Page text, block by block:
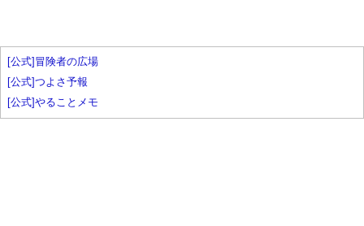
[公式]冒険者の広場
[公式]つよさ予報
[公式]やることメモ